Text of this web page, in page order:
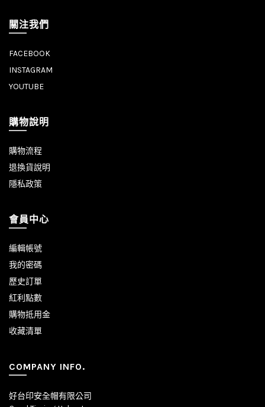
關注我們
FACEBOOK
INSTAGRAM
YOUTUBE
購物說明
購物流程
退換貨說明
隱私政策
會員中心
編輯帳號
我的密碼
歷史訂單
紅利點數
購物抵用金
收藏清單
COMPANY INFO.
好台印安全帽有限公司